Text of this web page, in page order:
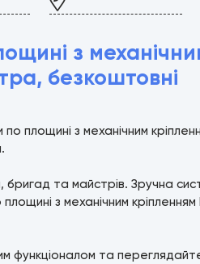
з
безкоштовні
площині з механічним
бригад та майстрів. Зручна
з механічним
функціоналом та